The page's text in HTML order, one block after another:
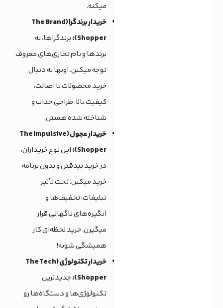
میکنه.
خریدار برندگرا (The Brand
Shopper):
برندگراها، به
برندها و نام تجاری‌های معروف
توجه میکنن. اونها به دنبال
خرید محصولات با اصالت،
کیفیت بالا، طراحی جذاب و
شناخته شده هستن.
خریدار عجول (The Impulsive
Shopper):
این نوع خریداران،
در خرید بیدقتن و بدون برنامه
خرید میکنن. تحت تأثیر
تبلیغات، تخفیف‌ها و
انگیزه‌های ناگهانی قرار
میگیرن. خرید لحظه‌ای کار
همیشگی شونه!
خریدار تکنولوژی (The Tech
Shopper):
جدیدترین
تکنولوژی‌ها و دستگاه‌ها رو